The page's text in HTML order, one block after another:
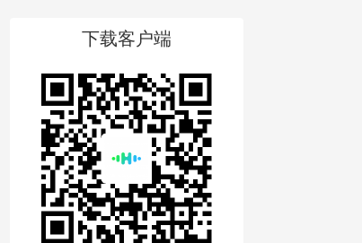
下载客户端